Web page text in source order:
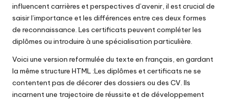
influencent carrières et perspectives d’avenir, il est crucial de
saisir l’importance et les différences entre ces deux formes
de reconnaissance. Les certificats peuvent compléter les
diplômes ou introduire à une spécialisation particulière.
Voici une version reformulée du texte en français, en gardant
la même structure HTML :Les diplômes et certificats ne se
contentent pas de décorer des dossiers ou des CV. Ils
incarnent une trajectoire de réussite et de développement